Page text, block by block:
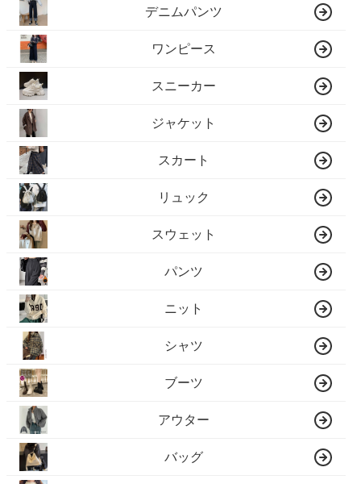
デニムパンツ
ワンピース
スニーカー
ジャケット
スカート
リュック
スウェット
パンツ
ニット
シャツ
ブーツ
アウター
バッグ